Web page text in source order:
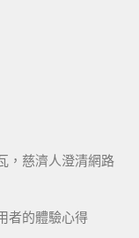
，慈濟人澄清網路
者的體驗心得